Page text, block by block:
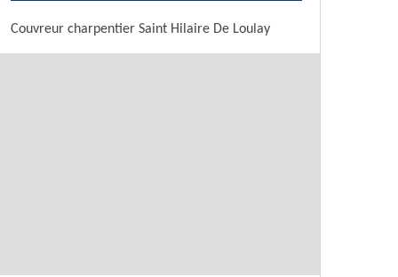
Couvreur charpentier Saint Hilaire De Loulay